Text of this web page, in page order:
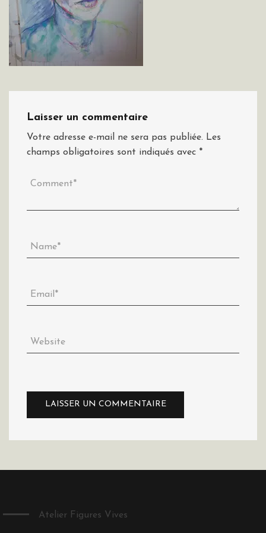
Laisser un commentaire
Votre adresse e-mail ne sera pas publiée. Les
champs obligatoires sont indiqués avec *
Atelier Figures Vives